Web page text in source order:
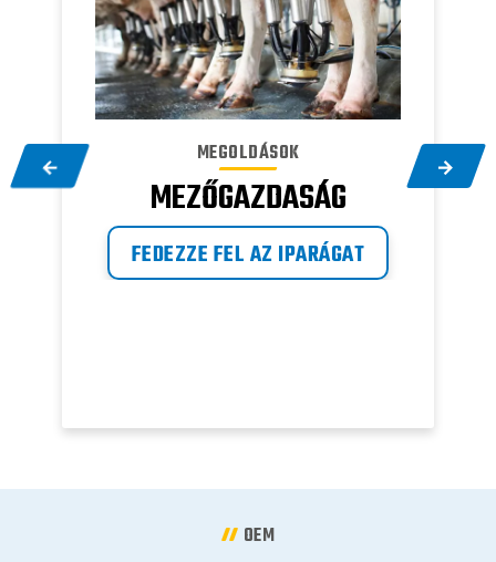
MEGOLDÁSOK
MEZŐGAZDASÁG
FEDEZZE FEL AZ IPARÁGAT
OEM